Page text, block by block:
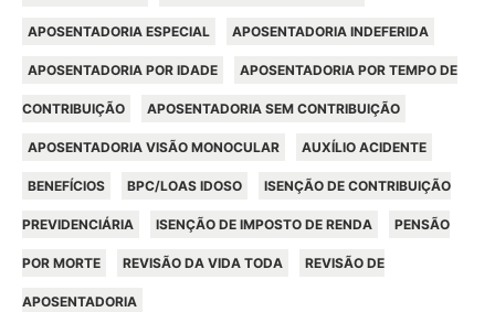
APOSENTADORIA ESPECIAL APOSENTADORIA INDEFERIDA
APOSENTADORIA POR IDADE APOSENTADORIA POR TEMPO DE
CONTRIBUIÇÃO APOSENTADORIA SEM CONTRIBUIÇÃO
APOSENTADORIA VISÃO MONOCULAR AUXÍLIO ACIDENTE
BENEFÍCIOS BPC/LOAS IDOSO ISENÇÃO DE CONTRIBUIÇÃO
PREVIDENCIÁRIA ISENÇÃO DE IMPOSTO DE RENDA PENSÃO
POR MORTE REVISÃO DA VIDA TODA REVISÃO DE
APOSENTADORIA